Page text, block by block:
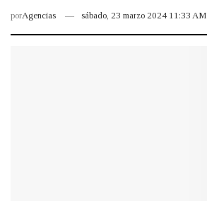
porAgencias sábado, 23 marzo 2024 11:33 AM